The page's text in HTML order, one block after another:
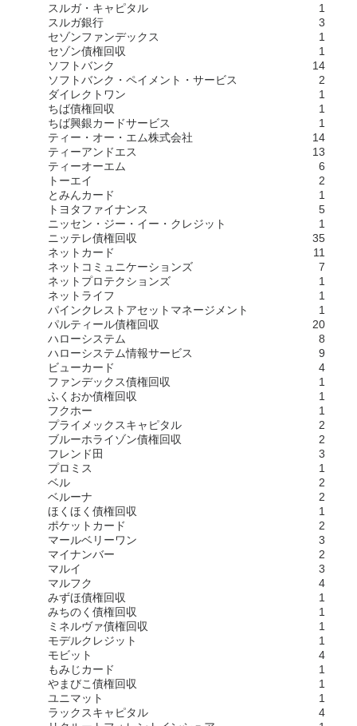
スルガ・キャピタル
1
スルガ銀行
3
セゾンファンデックス
1
セゾン債権回収
1
ソフトバンク
14
ソフトバンク・ペイメント・サービス
2
ダイレクトワン
1
ちば債権回収
1
ちば興銀カードサービス
1
ティー・オー・エム株式会社
14
ティーアンドエス
13
ティーオーエム
6
トーエイ
2
とみんカード
1
トヨタファイナンス
5
ニッセン・ジー・イー・クレジット
1
ニッテレ債権回収
35
ネットカード
11
ネットコミュニケーションズ
7
ネットプロテクションズ
1
ネットライフ
1
パインクレストアセットマネージメント
1
パルティール債権回収
20
ハローシステム
8
ハローシステム情報サービス
9
ビューカード
4
ファンデックス債権回収
1
ふくおか債権回収
1
フクホー
1
プライメックスキャピタル
2
ブルーホライゾン債権回収
2
フレンド田
3
プロミス
1
ベル
2
ベルーナ
2
ほくほく債権回収
1
ポケットカード
2
マールベリーワン
3
マイナンバー
2
マルイ
3
マルフク
4
みずほ債権回収
1
みちのく債権回収
1
ミネルヴァ債権回収
1
モデルクレジット
1
モビット
4
もみじカード
1
やまびこ債権回収
1
ユニマット
1
ラックスキャピタル
4